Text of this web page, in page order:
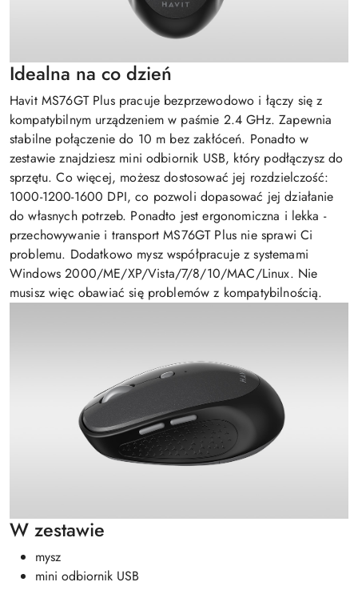
Idealna na co dzień
Havit MS76GT Plus pracuje bezprzewodowo i łączy się z
kompatybilnym urządzeniem w paśmie 2.4 GHz. Zapewnia
stabilne połączenie do 10 m bez zakłóceń. Ponadto w
zestawie znajdziesz mini odbiornik USB, który podłączysz do
sprzętu. Co więcej, możesz dostosować jej rozdzielczość:
1000-1200-1600 DPI, co pozwoli dopasować jej działanie
do własnych potrzeb. Ponadto jest ergonomiczna i lekka -
przechowywanie i transport MS76GT Plus nie sprawi Ci
problemu. Dodatkowo mysz współpracuje z systemami
Windows 2000/ME/XP/Vista/7/8/10/MAC/Linux. Nie
musisz więc obawiać się problemów z kompatybilnością.
W zestawie
mysz
mini odbiornik USB